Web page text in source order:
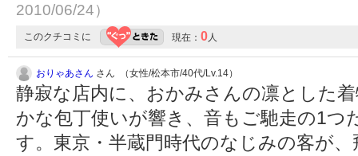
2010/06/24）
このクチコミに 現在： 0人
おりゃあさん さん （女性/松本市/40代/Lv.14）
静寂な店内に、おかみさんの凛とした
かな包丁使いが響き、音もご馳走の1つ
す。東京・半蔵門時代のなじみの客が